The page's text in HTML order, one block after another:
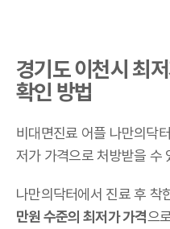
경기도 이천시 최
확인 방법
비대면진료 어플 나만의닥
저가 가격으로 처방받을 수
나만의닥터에서 진료 후 착
만원 수준의 최저가 가격으